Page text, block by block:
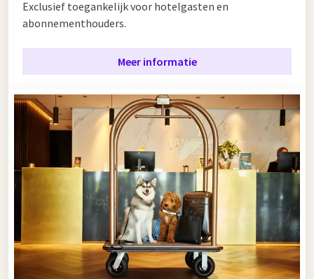
Exclusief toegankelijk voor hotelgasten en
abonnementhouders.
Meer informatie